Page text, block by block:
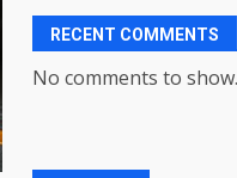
RECENT COMMENTS
No comments to show.